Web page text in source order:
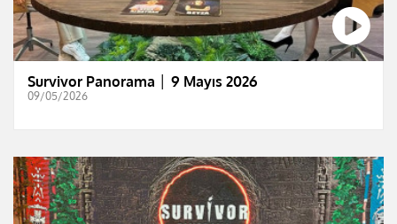
Survivor Panorama │ 9 Mayıs 2026
09/05/2026